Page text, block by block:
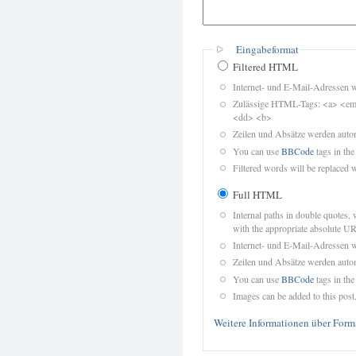
Eingabeformat
Filtered HTML
Internet- und E-Mail-Adressen
Zulässige HTML-Tags: <a>
<dd> <b>
Zeilen und Absätze werden
You can useBBCodetags in
Filtered words will be replaced
Full HTML
Internal paths in double quotes,
with the appropriate absolute
Internet- und E-Mail-Adressen
Zeilen und Absätze werden
You can useBBCodetags in
Images can be added to this post.
Weitere Informationen über